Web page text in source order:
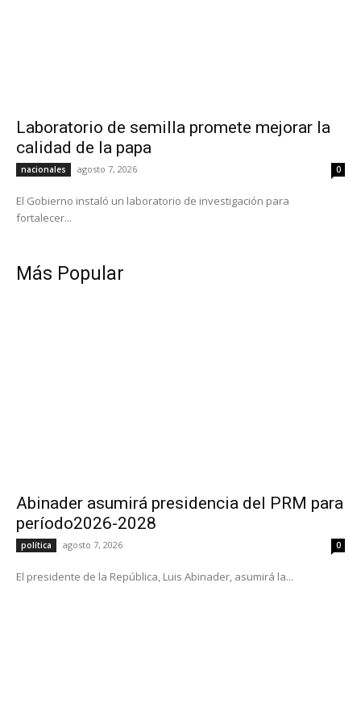
Laboratorio de semilla promete mejorar la
calidad de la papa
nacionales agosto 7, 2026 0
El Gobierno instaló un laboratorio de investigación para
fortalecer...
Más Popular
Abinader asumirá presidencia del PRM para
período2026-2028
política agosto 7, 2026 0
El presidente de la República, Luis Abinader, asumirá la...